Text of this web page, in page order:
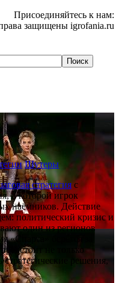
Присоединяйтесь к нам:
защищены igrofania.ru
Шутеры
стратегияс
в которой игрок
наёмников. Действие
политический кризис и
один из регионов
«Спарта» берётся за
не только
решения,